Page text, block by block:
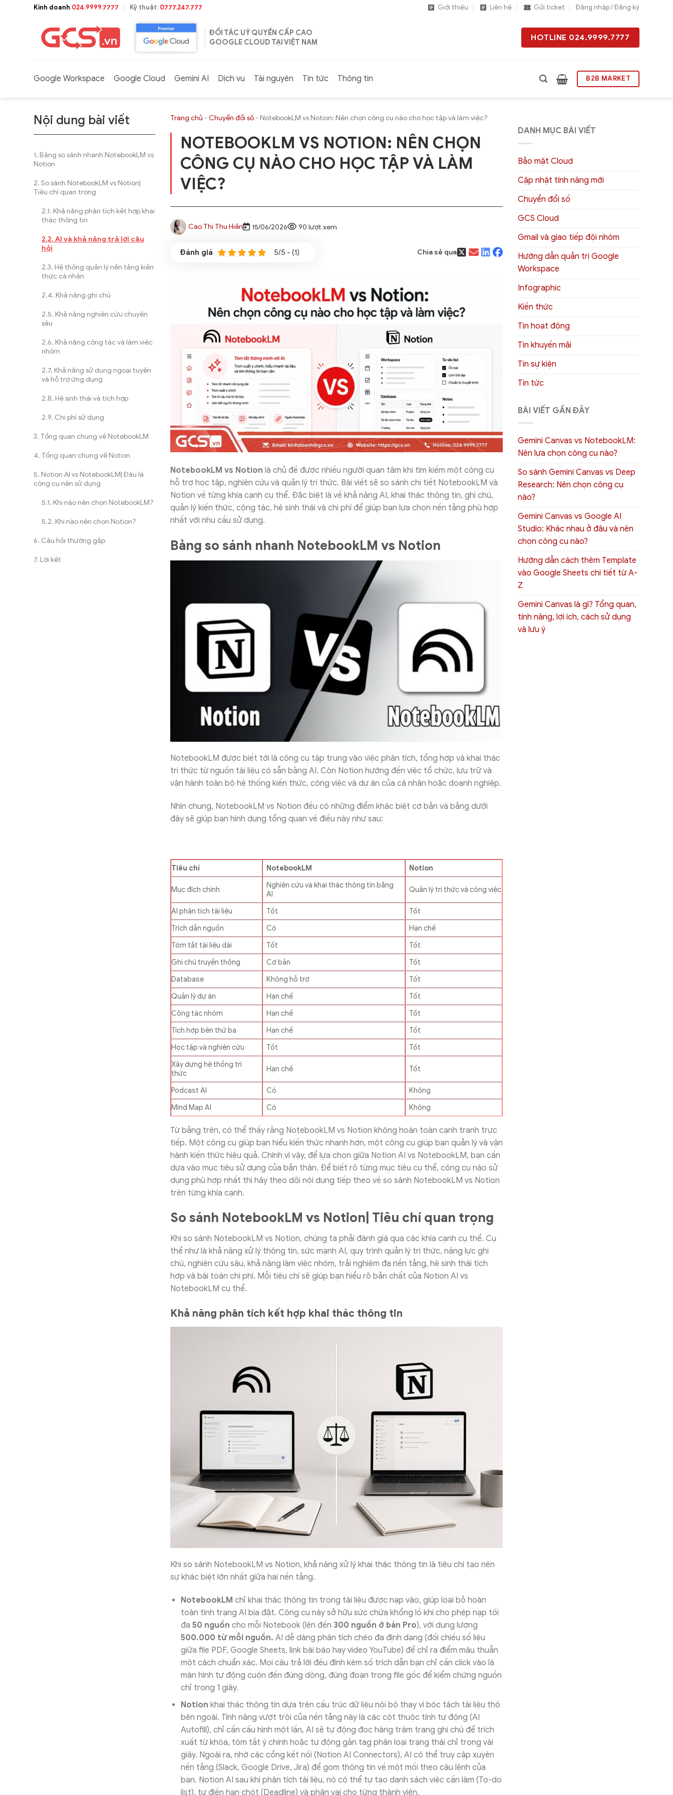
Kinh doanh:024.9999.7777 Kỹ thuật: 0777.247.777 Giới thiệu Liên hệ Gửi ticket Đăng nhập / Đăng ký
ĐỐI TÁC UỶ QUYỀN CẤP CAO
GOOGLE CLOUD TẠI VIỆT NAM
HOTLINE 024.9999.7777
Google Workspace Google Cloud Gemini AI Dịch vụ Tài nguyên Tin tức Thông tin B2B MARKET
Nội dung bài viết
Bảng so sánh nhanh NotebookLM vs
Notion
So sánh NotebookLM vs Notion|
Tiêu chí quan trọng
Khả năng phân tích kết hợp khai
thác thông tin
AI và khả năng trả lời câu
hỏi
Hệ thống quản lý nền tảng kiến
thức cá nhân
Khả năng ghi chú
Khả năng nghiên cứu chuyên
sâu
Khả năng cộng tác và làm việc
nhóm
Khả năng sử dụng ngoại tuyến
và hỗ trợ ứng dụng
Hệ sinh thái và tích hợp
Chi phí sử dụng
Tổng quan chung về NotebookLM
Tổng quan chung về Notion
Notion AI vs NotebookLM| Đâu là
công cụ nên sử dụng
Khi nào nên chọn NotebookLM?
Khi nào nên chọn Notion?
Câu hỏi thường gặp
Lời kết
Trang chủ -Chuyển đổi số-NotebookLM vs Notion: Nên chọn công cụ nào cho học tập và làm việc?
NOTEBOOKLM VS NOTION: NÊN CHỌN
CÔNG CỤ NÀO CHO HỌC TẬP VÀ LÀM
VIỆC?
Cao Thị Thu Hiền 15/06/2026 90 lượt xem
5/5 - (1) Chia sẻ qua
NotebookLM vs Notion là chủ đề được nhiều người quan tâm khi tìm kiếm một công cụ
hỗ trợ học tập, nghiên cứu và quản lý tri thức. Bài viết sẽ so sánh chi tiết NotebookLM và
Notion về từng khía cạnh cụ thể. Đặc biệt là về khả năng AI, khai thác thông tin, ghi chú,
quản lý kiến thức, cộng tác, hệ sinh thái và chi phí để giúp bạn lựa chọn nền tảng phù hợp
nhất với nhu cầu sử dụng.
Bảng so sánh nhanh NotebookLM vs Notion
NotebookLM được biết tới là công cụ tập trung vào việc phân tích, tổng hợp và khai thác
tri thức từ nguồn tài liệu có sẵn bằng AI. Còn Notion hướng đến việc tổ chức, lưu trữ và
vận hành toàn bộ hệ thống kiến thức, công việc và dự án của cá nhân hoặc doanh nghiệp.
Nhìn chung, NotebookLM vs Notion đều có những điểm khác biệt cơ bản và bảng dưới
đây sẽ giúp bạn hình dung tổng quan về điều này như sau:
Tiêu chí NotebookLM Notion
Mục đích chính
Nghiên cứu và khai thác thông tin bằng
AI
Quản lý tri thức và công việc
AI phân tích tài liệu Tốt
Tốt
Trích dẫn nguồn
Có
Hạn chế
Tóm tắt tài liệu dài
Tốt
Tốt
Ghi chú truyền thống
Cơ bản
Tốt
Database
Không hỗ trợ
Tốt
Quản lý dự án
Hạn chế
Tốt
Cộng tác nhóm
Hạn chế
Tốt
Tích hợp bên thứ ba
Hạn chế
Tốt
Học tập và nghiên cứu
Tốt
Tốt
Xây dựng hệ thống tri
thức
Hạn chế Tốt
Podcast AI Có
Không
Mind Map AI
Có Không
Từ bảng trên, có thể thấy rằng NotebookLM vs Notion không hoàn toàn cạnh tranh trực
tiếp. Một công cụ giúp bạn hiểu kiến thức nhanh hơn, một công cụ giúp bạn quản lý và vận
hành kiến thức hiệu quả. Chính vì vậy, để lựa chọn giữa Notion AI vs NotebookLM, bạn cần
dựa vào mục tiêu sử dụng của bản thân. Để biết rõ từng mục tiêu cụ thể, công cụ nào sử
dụng phù hợp nhất thì hãy theo dõi nội dung tiếp theo về so sánh NotebookLM vs Notion
trên từng khía cạnh.
So sánh NotebookLM vs Notion| Tiêu chí quan trọng
Khi so sánh NotebookLM vs Notion, chúng ta phải đánh giá qua các khía cạnh cụ thể. Cụ
thể như là khả năng xử lý thông tin, sức mạnh AI, quy trình quản lý tri thức, năng lực ghi
chú, nghiên cứu sâu, khả năng làm việc nhóm, trải nghiệm đa nền tảng, hệ sinh thái tích
hợp và bài toán chi phí. Mỗi tiêu chí sẽ giúp bạn hiểu rõ bản chất của Notion AI vs
NotebookLM cụ thể.
Khả năng phân tích kết hợp khai thác thông tin
Khi so sánh NotebookLM vs Notion, khả năng xử lý khai thác thông tin là tiêu chí tạo nên
sự khác biệt lớn nhất giữa hai nền tảng.
NotebookLM chỉ khai thác thông tin trong tài liệu được nạp vào, giúp loại bỏ hoàn
toàn tình trạng AI bịa đặt. Công cụ này sở hữu sức chứa khổng lồ khi cho phép nạp tối
đa 50 nguồn cho mỗi Notebook (lên đến 300 nguồn ở bản Pro), với dung lượng
500.000 từ mỗi nguồn. AI dễ dàng phân tích chéo đa định dạng (đối chiếu số liệu
giữa file PDF, Google Sheets, link bài báo hay video YouTube) để chỉ ra điểm mâu thuẫn
một cách chuẩn xác. Mọi câu trả lời đều đính kèm số trích dẫn bạn chỉ cần click vào là
màn hình tự động cuộn đến đúng dòng, đúng đoạn trong file gốc để kiểm chứng nguồn
chỉ trong 1 giây.
Notion khai thác thông tin dựa trên cấu trúc dữ liệu nội bộ thay vì bóc tách tài liệu thô
bên ngoài. Tính năng vượt trội của nền tảng này là các cột thuộc tính tự động (AI
Autofill), chỉ cần cấu hình một lần, AI sẽ tự động đọc hàng trăm trang ghi chú để trích
xuất từ khóa, tóm tắt ý chính hoặc tự động gắn tag phân loại trạng thái chỉ trong vài
giây. Ngoài ra, nhờ các cổng kết nối (Notion AI Connectors), AI có thể truy cập xuyên
nền tảng (Slack, Google Drive, Jira) để gom thông tin về một mối theo câu lệnh của
bạn. Notion AI sau khi phân tích tài liệu, nó có thể tự tạo danh sách việc cần làm (To-do
list), tự điền hạn chót (Deadline) và phân vai cho từng thành viên.
DANH MỤC BÀI VIẾT
Bảo mật Cloud
Cập nhật tính năng mới
Chuyển đổi số
GCS Cloud
Gmail và giao tiếp đội nhóm
Hướng dẫn quản trị Google
Workspace
Infographic
Kiến thức
Tin hoạt động
Tin khuyến mãi
Tin sự kiện
Tin tức
BÀI VIẾT GẦN ĐÂY
Gemini Canvas vs NotebookLM:
Nên lựa chọn công cụ nào?
So sánh Gemini Canvas vs Deep
Research: Nên chọn công cụ
nào?
Gemini Canvas vs Google AI
Studio: Khác nhau ở đâu và nên
chọn công cụ nào?
Hướng dẫn cách thêm Template
vào Google Sheets chi tiết từ A-
Z
Gemini Canvas là gì? Tổng quan,
tính năng, lợi ích, cách sử dụng
và lưu ý